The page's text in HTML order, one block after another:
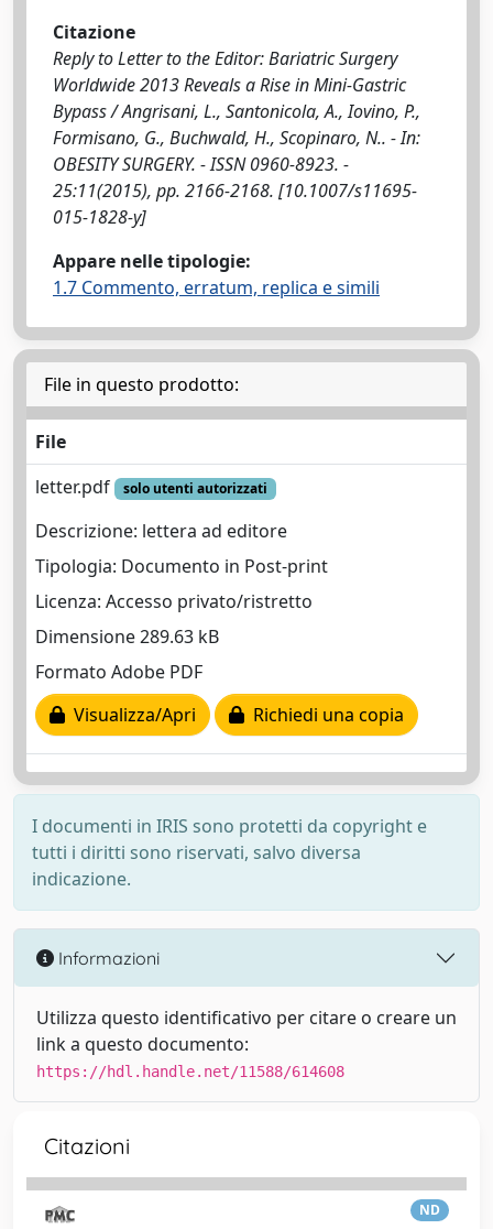
Citazione
Reply to Letter to the Editor: Bariatric Surgery
Worldwide 2013 Reveals a Rise in Mini-Gastric
Bypass / Angrisani, L., Santonicola, A., Iovino, P.,
Formisano, G., Buchwald, H., Scopinaro, N.. - In:
OBESITY SURGERY. - ISSN 0960-8923. -
25:11(2015), pp. 2166-2168. [10.1007/s11695-
015-1828-y]
Appare nelle tipologie:
1.7 Commento, erratum, replica e simili
File in questo prodotto:
File
letter.pdf
solo utenti autorizzati
Descrizione: lettera ad editore
Tipologia: Documento in Post-print
Licenza: Accesso privato/ristretto
Dimensione 289.63 kB
Formato Adobe PDF
Visualizza/Apri
Richiedi una copia
I documenti in IRIS sono protetti da copyright e
tutti i diritti sono riservati, salvo diversa
indicazione.
Informazioni
Utilizza questo identificativo per citare o creare un
link a questo documento:
https://hdl.handle.net/11588/614608
Citazioni
ND